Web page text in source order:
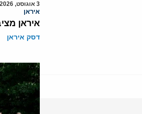
3 אוגוסט, 2026
איראן
איראן
דסק איראן